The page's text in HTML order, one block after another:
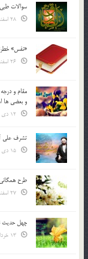
سوالات
«نفس»
و بعضي ها
تشرف علي
طرح
چهل حدیث